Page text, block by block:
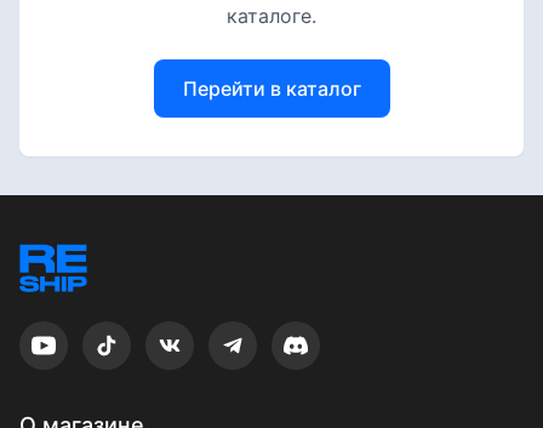
каталоге.
Перейти в каталог